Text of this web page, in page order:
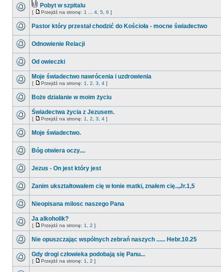
Pobyt w szpitalu
[ Przejdź na stronę: 1 4 5 6 ]
Pastor który przestał chodzić do Kościoła - mocne świadectwo
Odnowienie Relacji
Od owieczki
Moje świadectwo nawrócenia i uzdrowienia
[ Przejdź na stronę: 1 2 3 4 ]
Boże działanie w moim życiu
Świadectwa życia z Jezusem.
[ Przejdź na stronę: 1 2 3 4 ]
Moje świadectwo.
Bóg otwiera oczy....
Jezus - On jest który jest
Zanim ukształtowałem cię w łonie matki, znałem cię..,Jr.1,5
Nieopisana milosc naszego Pana
Ja alkoholik?
[ Przejdź na stronę: 1 2 ]
Nie opuszczając wspólnych zebrań naszych ...... Hebr.10.25
Gdy drogi człowieka podobają się Panu...
[ Przejdź na stronę: 1 2 ]